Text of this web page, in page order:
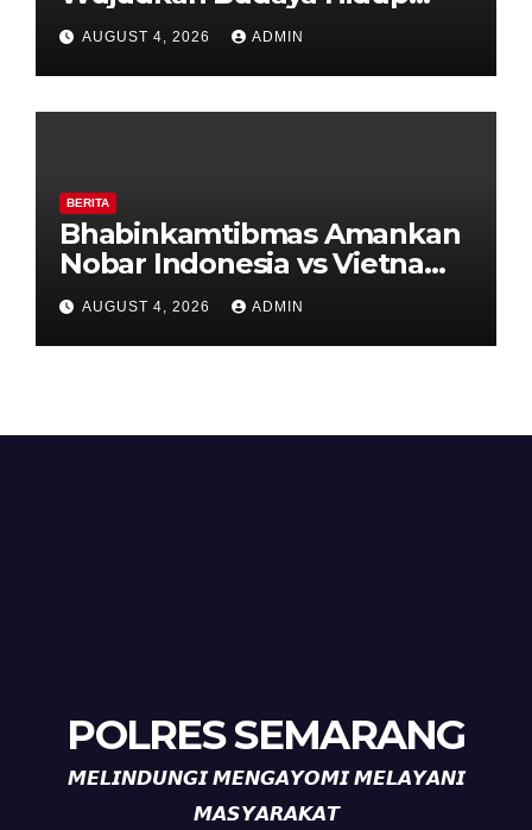
Sehat di Kecamatan Pabelan
AUGUST 4, 2026 ADMIN
BERITA
Bhabinkamtibmas Amankan
Nobar Indonesia vs Vietnam
di Alun-Alun Bung Karno,
Suporter Antusias dan
Kondusif
AUGUST 4, 2026 ADMIN
POLRES SEMARANG
𝙈𝙀𝙇𝙄𝙉𝘿𝙐𝙉𝙂𝙄 𝙈𝙀𝙉𝙂𝘼𝙔𝙊𝙈𝙄 𝙈𝙀𝙇𝘼𝙔𝘼𝙉𝙄
𝙈𝘼𝙎𝙔𝘼𝙍𝘼𝙆𝘼𝙏